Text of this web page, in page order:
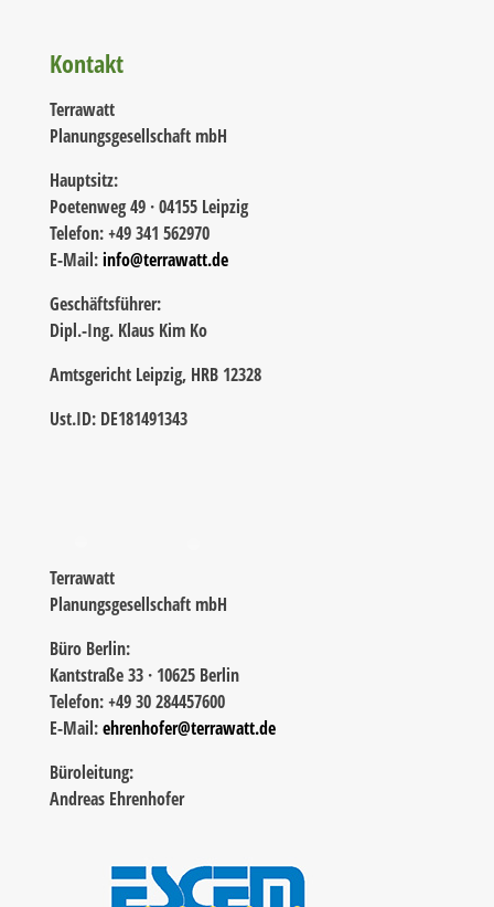
Kontakt
Terrawatt
Planungsgesellschaft mbH
Hauptsitz:
Poetenweg 49 · 04155 Leipzig
Telefon: +49 341 562970
E-Mail:info@terrawatt.de
Geschäftsführer:
Dipl.-Ing. Klaus Kim Ko
Amtsgericht Leipzig, HRB 12328
Ust.ID: DE181491343
Terrawatt
Planungsgesellschaft mbH
Büro Berlin:
Kantstraße 33 · 10625 Berlin
Telefon: +49 30 284457600
E-Mail:ehrenhofer@terrawatt.de
Büroleitung:
Andreas Ehrenhofer